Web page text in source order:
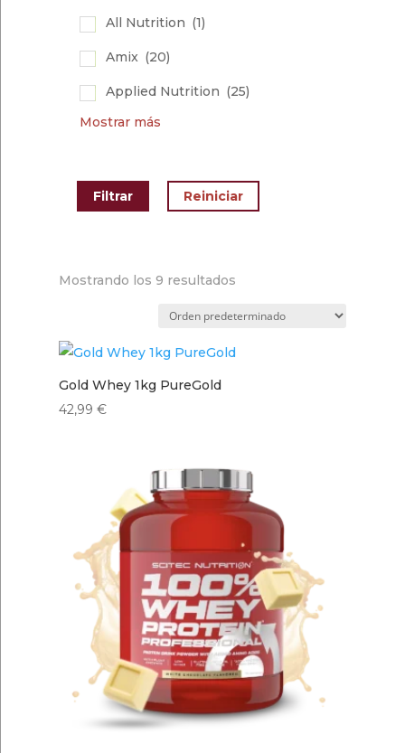
All Nutrition (1)
Amix (20)
Applied Nutrition (25)
Mostrar más
Mostrando los 9 resultados
Gold Whey 1kg PureGold
42,99 €